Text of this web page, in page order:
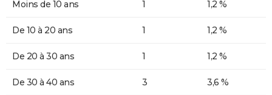
Moins de 10 ans 1 1,2 %
De 10 à 20 ans 1 1,2 %
De 20 à 30 ans 1 1,2 %
De 30 à 40 ans 3 3,6 %